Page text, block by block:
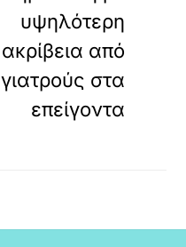
υψηλότερη
ακρίβεια από
γιατρούς στα
επείγοντα